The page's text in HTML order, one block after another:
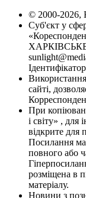
© 2000-2026,
Суб'єкт у
ХАРКІВСЬКЕ
сайті,
При
і світу» , для
відкрите для
Посилання
повного або
розміщена в
матеріалу.
Новини з